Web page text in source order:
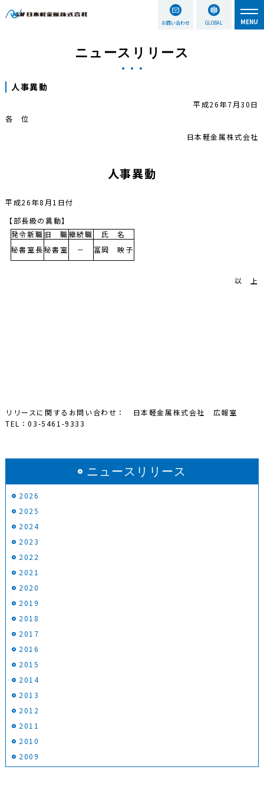
お問い合わせ GLOBAL
ニュースリリース
人事異動
平成26年7月30日
各 位
日本軽金属株式会社
人事異動
平成26年8月1日付
【部長級の異動】
発令新職 旧 職継続職
氏 名
秘書室長秘書室 － 冨岡 映子
以 上
リリースに関するお問い合わせ： 日本軽金属株式会社 広報室
TEL：03-5461-9333
ニュースリリース
2026
2025
2024
2023
2022
2021
2020
2019
2018
2017
2016
2015
2014
2013
2012
2011
2010
2009